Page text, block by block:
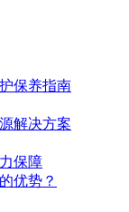
保养指南
解决方案
保障
优势？